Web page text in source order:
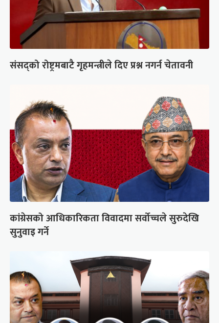
संसद्को रोष्ट्रमबाटै गृहमन्त्रीले दिए प्रश्न नगर्न चेतावनी
कांग्रेसको आधिकारिकता विवादमा सर्वोच्चले सुरुदेखि
सुनुवाइ गर्ने